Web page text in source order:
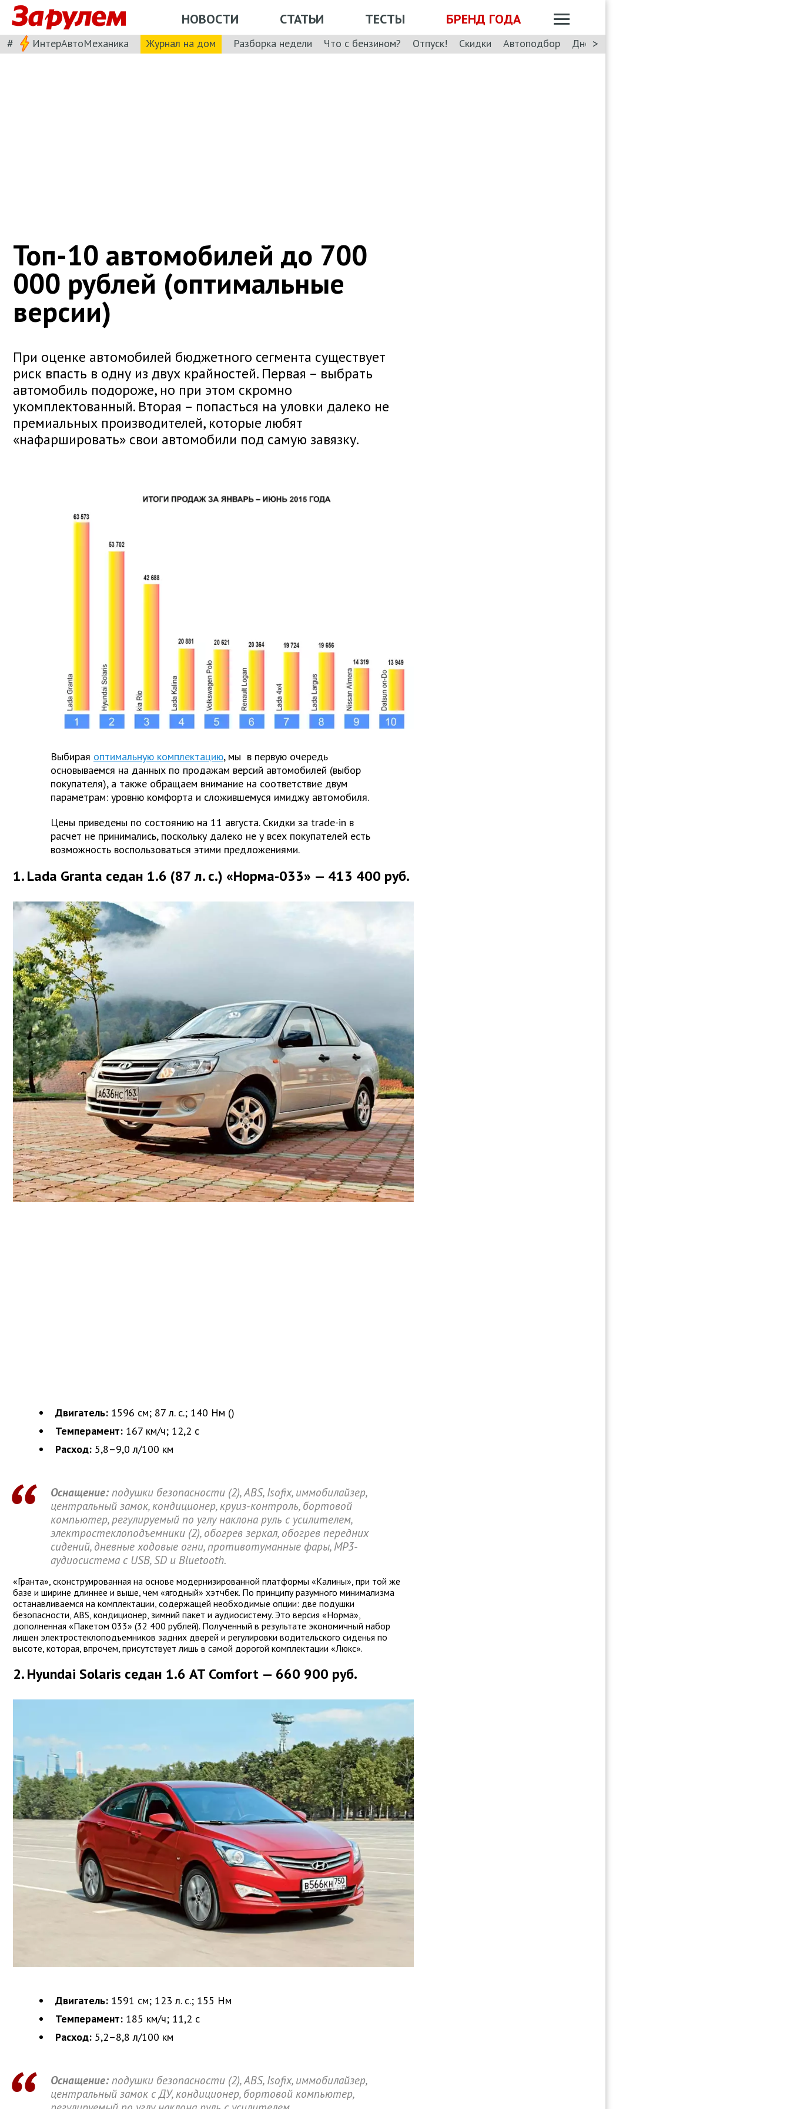
НОВОСТИ СТАТЬИ ТЕСТЫ БРЕНД ГОДА
# ИнтерАвтоМеханика Журнал на дом Разборка недели Что с бензином? Отпуск! Скидки Автоподбор Дневник: Лада Искра
>
Топ-10 автомобилей до 700
000 рублей (оптимальные
версии)
При оценке автомобилей бюджетного сегмента существует
риск впасть в одну из двух крайностей. Первая – выбрать
автомобиль подороже, но при этом скромно
укомплектованный. Вторая – попасться на уловки далеко не
премиальных производителей, которые любят
«нафаршировать» свои автомобили под самую завязку.
Выбирая оптимальную комплектацию, мы в первую очередь
основываемся на данных по продажам версий автомобилей (выбор
покупателя), а также обращаем внимание на соответствие двум
параметрам: уровню комфорта и сложившемуся имиджу автомобиля.
Цены приведены по состоянию на 11 августа. Скидки за trade-in в
расчет не принимались, поскольку далеко не у всех покупателей есть
возможность воспользоваться этими предложениями.
1. Lada Granta седан 1.6 (87 л. с.) «Норма-033» — 413 400 руб.
Двигатель: 1596 см; 87 л. с.; 140 Нм ()
Темперамент: 167 км/ч; 12,2 с
Расход: 5,8–9,0 л/100 км
Оснащение:подушки безопасности (2), ABS, Isofix, иммобилайзер,
центральный замок, кондиционер, круиз-контроль, бортовой
компьютер, регулируемый по углу наклона руль с усилителем,
электростеклоподъемники (2), обогрев зеркал, обогрев передних
сидений, дневные ходовые огни, противотуманные фары, MP3-
аудиосистема с USB, SD и Bluetooth.
«Гранта», сконструированная на основе модернизированной платформы «Калины», при той же
базе и ширине длиннее и выше, чем «ягодный» хэтчбек. По принципу разумного минимализма
останавливаемся на комплектации, содержащей необходимые опции: две подушки
безопасности, ABS, кондиционер, зимний пакет и аудиосистему. Это версия «Норма»,
дополненная «Пакетом 033» (32 400 рублей). Полученный в результате экономичный набор
лишен электростеклоподъемников задних дверей и регулировки водительского сиденья по
высоте, которая, впрочем, присутствует лишь в самой дорогой комплектации «Люкс».
2. Hyundai Solaris седан 1.6 AT Comfort — 660 900 руб.
Двигатель: 1591 см; 123 л. с.; 155 Нм
Темперамент: 185 км/ч; 11,2 с
Расход: 5,2–8,8 л/100 км
Оснащение:подушки безопасности (2), ABS, Isofix, иммобилайзер,
центральный замок с ДУ, кондиционер, бортовой компьютер,